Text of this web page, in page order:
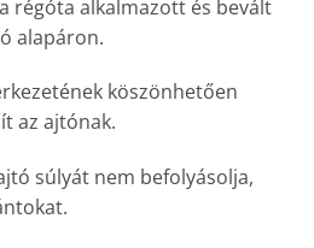
régóta alkalmazott és bevált
alapáron.
köszönhetően
az ajtónak.
súlyát nem befolyásolja,